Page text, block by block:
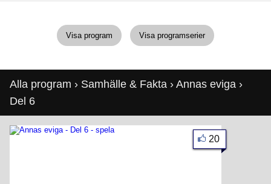
Visa program Visa programserier
Alla program › Samhälle & Fakta › Annas eviga ›
Del 6
20